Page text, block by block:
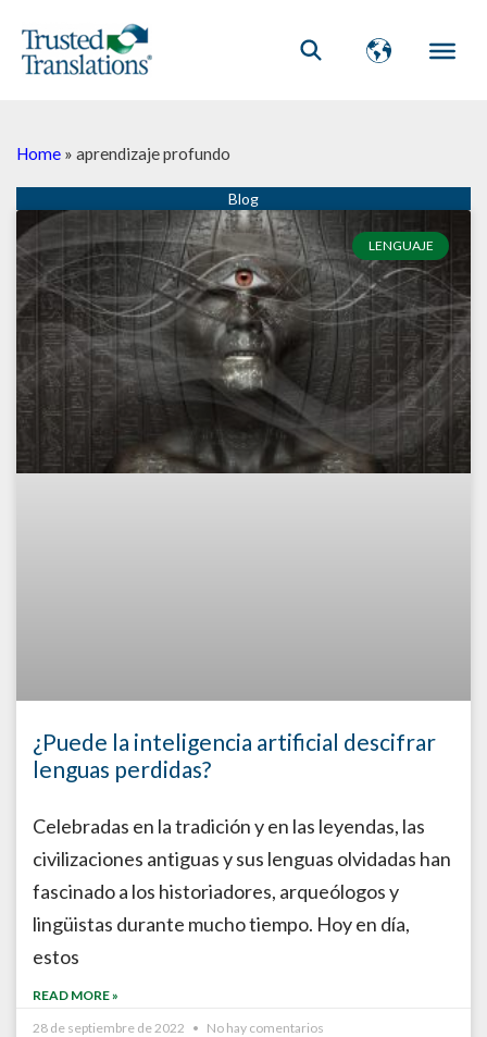
Home » aprendizaje profundo
LENGUAJE
¿Puede la inteligencia artificial descifrar
lenguas perdidas?
Celebradas en la tradición y en las leyendas, las
civilizaciones antiguas y sus lenguas olvidadas han
fascinado a los historiadores, arqueólogos y
lingüistas durante mucho tiempo. Hoy en día,
estos
READ MORE »
28 de septiembre de 2022
No hay comentarios